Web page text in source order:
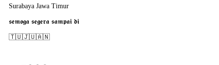
Surabaya Jawa Timur
𝖘𝖊𝖒𝖔𝖌𝖆 𝖘𝖊𝖌𝖊𝖗𝖆 𝖘𝖆𝖒𝖕𝖆𝖎 𝖉𝖎
🇹​🇺​🇯​🇺​🇦​🇳​